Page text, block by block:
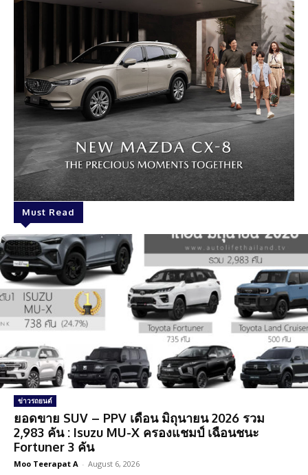
Must Read
ข่าวรถยนต์
ยอดขาย SUV – PPV เดือน มิถุนายน 2026 รวม
2,983 คัน : Isuzu MU-X ครองแชมป์ เฉือนชนะ
Fortuner 3 คัน
Moo Teerapat A - August 6, 2026